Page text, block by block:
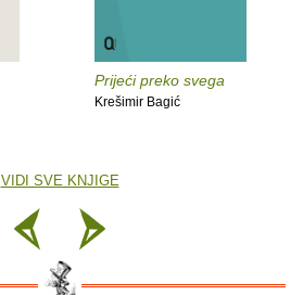
Prijeći preko svega
Krešimir Bagić
VIDI SVE KNJIGE